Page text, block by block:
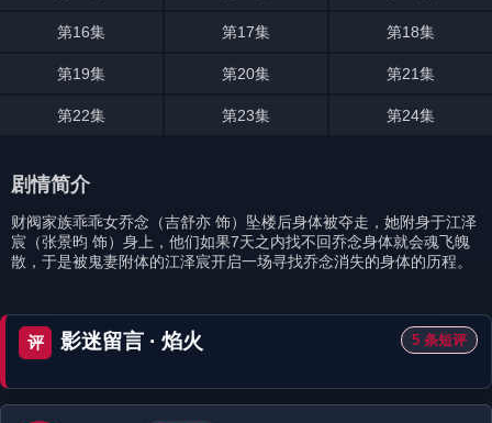
第16集 第17集 第18集
第19集 第20集 第21集
第22集 第23集 第24集
剧情简介
财阀家族乖乖女乔念（吉舒亦 饰）坠楼后身体被夺走，她附身于江泽
宸（张景昀 饰）身上，他们如果7天之内找不回乔念身体就会魂飞魄
散，于是被鬼妻附体的江泽宸开启一场寻找乔念消失的身体的历程。
评 影迷留言 · 焰火 5 条短评